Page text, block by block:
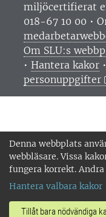
Denna webbplats
webbläsare. Vissa
fungera korrekt. Andra
Hantera valbara kakor
Tillåt bara nödvändiga
miljöcertifierat
018-67 10 00 •
Om SLU:s
• Hantera kakor •
personuppgifter